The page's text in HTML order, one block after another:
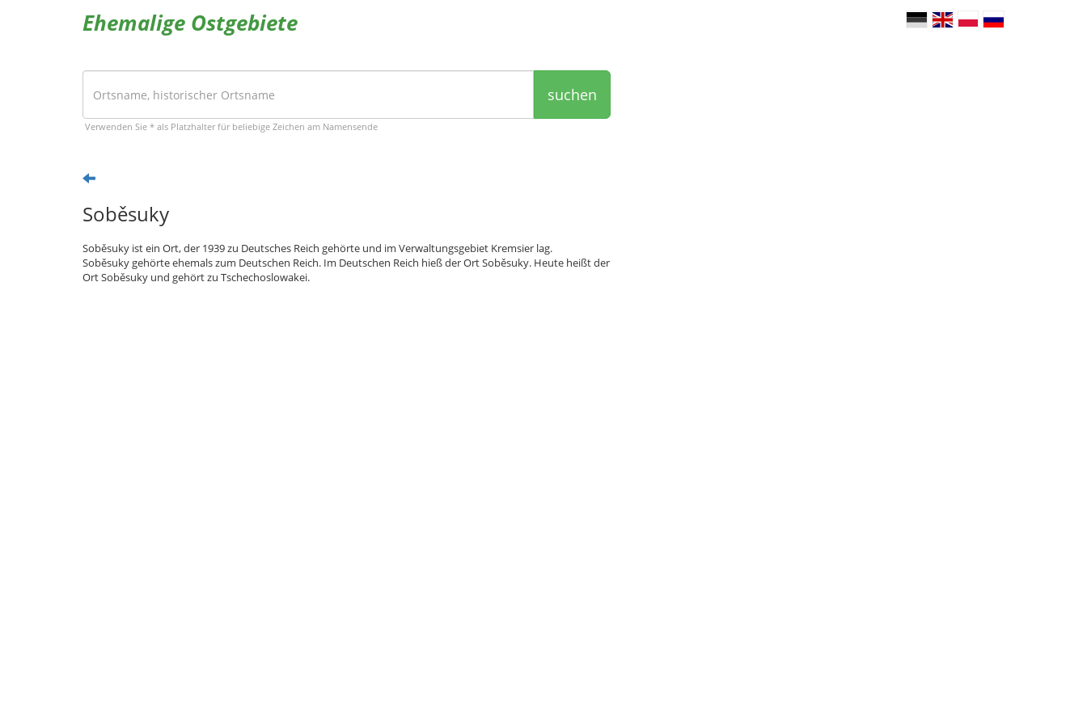
Ehemalige Ostgebiete
suchen
Verwenden Sie * als Platzhalter für beliebige Zeichen am Namensende
Soběsuky
Soběsuky ist ein Ort, der 1939 zu Deutsches Reich gehörte und im Verwaltungsgebiet Kremsier lag.
Soběsuky gehörte ehemals zum Deutschen Reich. Im Deutschen Reich hieß der Ort Soběsuky. Heute heißt der
Ort Soběsuky und gehört zu Tschechoslowakei.